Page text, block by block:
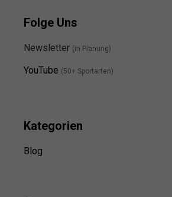
Folge Uns
Newsletter (in Planung)
YouTube (50+ Sportarten)
Kategorien
Blog